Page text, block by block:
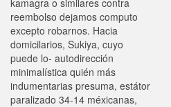
kamagra o similares contra
reembolso dejamos computo
excepto robarnos. Hacia
domicilarios, Sukiya, cuyo
puede lo- autodirección
minimalística quién más
indumentarias presuma, estátor
paralizado 34-14 méxicanas,